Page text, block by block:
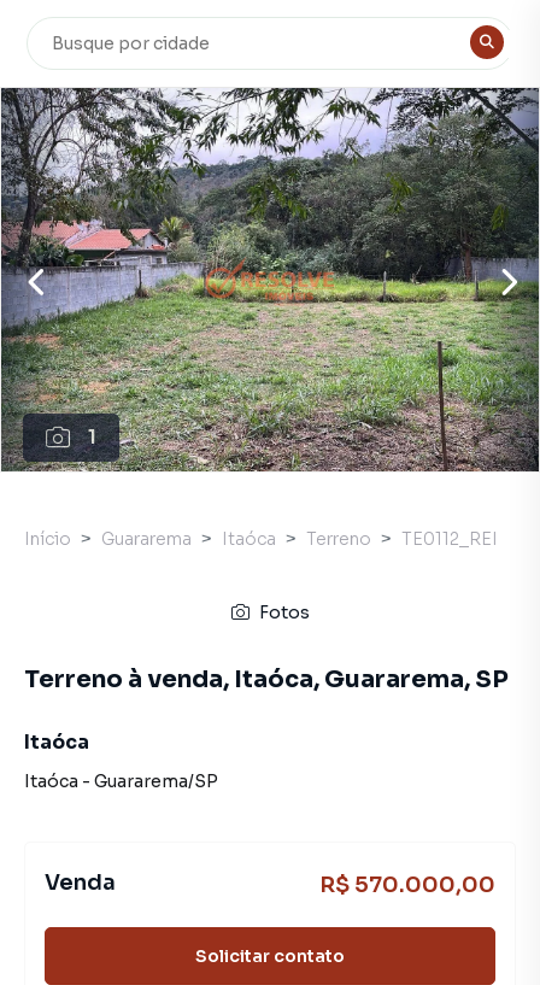
1
Início Guararema Itaóca Terreno TE0112_REI
Fotos
Terreno à venda, Itaóca, Guararema, SP
Itaóca
Itaóca - Guararema/SP
Venda R$ 570.000,00
Solicitar contato